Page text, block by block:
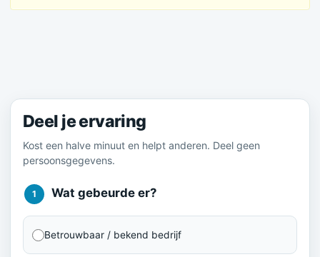
Deel je ervaring
Kost een halve minuut en helpt anderen. Deel geen
persoonsgegevens.
1 Wat gebeurde er?
Betrouwbaar / bekend bedrijf